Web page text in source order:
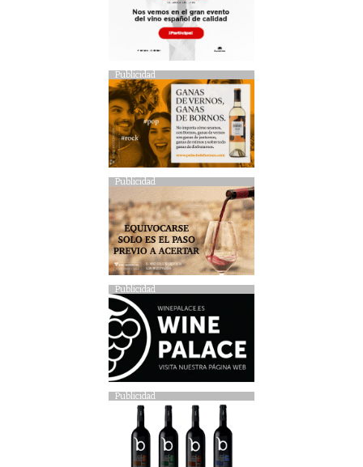
Publicidad
Publicidad
Publicidad
Publicidad